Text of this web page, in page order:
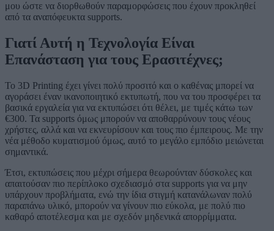
μου ώστε να διορθωθούν παραμορφώσεις που έχουν προκληθεί
από τα αναπόφευκτα supports.
Γιατί Αυτή η Τεχνολογία Είναι
Επανάσταση για τους Ερασιτέχνες;
Το 3D Printing έχει γίνει πολύ προσιτό και ο καθένας μπορεί να
αγοράσει έναν ικανοποιητικό εκτυπωτή, που να του προσφέρει τα
βασικά εργαλεία για να εκτυπώσει ότι θέλει, με τιμές κάτω των
€300. Τα supports όμως μπορούν να αποθαρρύνουν τους νέους
χρήστες, αλλά και να εκνευρίσουν και τους πιο έμπειρους. Με την
νέα μέθοδο κυματισμού όμως, αυτό το μεγάλο εμπόδιο μειώνεται
σημαντικά.
Έτσι, εκτυπώσεις που μέχρι σήμερα θεωρούνταν δύσκολες και
απαιτούσαν πιο περίπλοκο σχεδιασμό στα supports για να μην
υπάρχουν προβλήματα, ενώ την ίδια στιγμή κατανάλωναν πολύ
παραπάνω υλικό, μπορούν να γίνουν πιο εύκολα, με πολύ πιο
καθαρό αποτέλεσμα και με σχεδόν μηδενικά απορρίμματα.